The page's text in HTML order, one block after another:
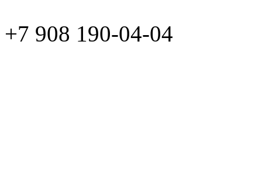
+7 908 190-04-04